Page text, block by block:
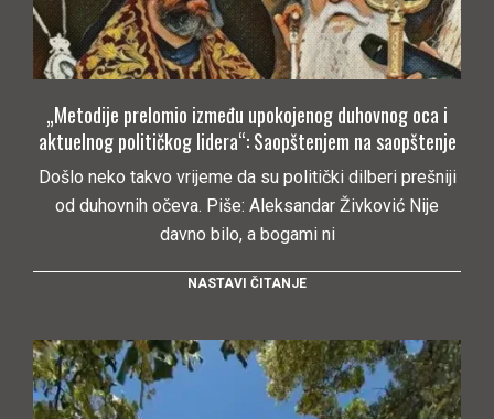
„Metodije prelomio između upokojenog duhovnog oca i
aktuelnog političkog lidera“: Saopštenjem na saopštenje
Došlo neko takvo vrijeme da su politički dilberi prešniji
od duhovnih očeva. Piše: Aleksandar Živković Nije
davno bilo, a bogami ni
NASTAVI ČITANJE